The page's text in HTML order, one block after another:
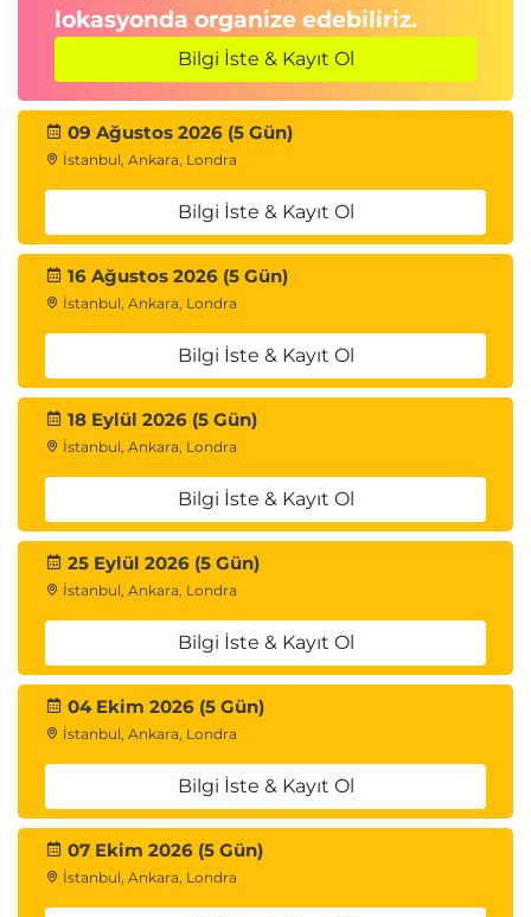
lokasyonda organize edebiliriz.
Bilgi İste & Kayıt Ol
09 Ağustos 2026 (5 Gün)
İstanbul, Ankara, Londra
Bilgi İste & Kayıt Ol
16 Ağustos 2026 (5 Gün)
İstanbul, Ankara, Londra
Bilgi İste & Kayıt Ol
18 Eylül 2026 (5 Gün)
İstanbul, Ankara, Londra
Bilgi İste & Kayıt Ol
25 Eylül 2026 (5 Gün)
İstanbul, Ankara, Londra
Bilgi İste & Kayıt Ol
04 Ekim 2026 (5 Gün)
İstanbul, Ankara, Londra
Bilgi İste & Kayıt Ol
07 Ekim 2026 (5 Gün)
İstanbul, Ankara, Londra